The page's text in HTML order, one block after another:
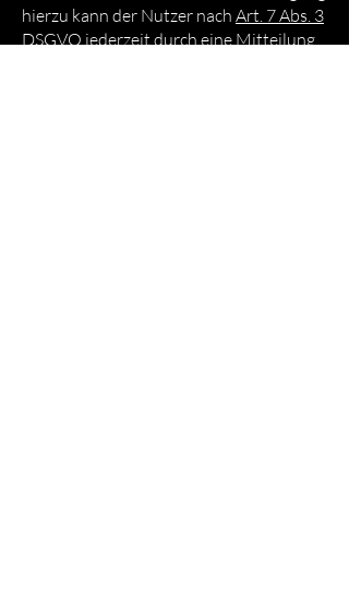
hierzu kann der Nutzer nach Art. 7 Abs. 3
DSGVOjederzeit durch eine Mitteilung